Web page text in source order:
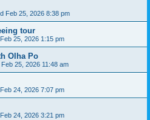
Feb 25, 2026 8:38 pm
tour
25, 2026 1:15 pm
Olha Po
Feb 25, 2026 11:48 am
24, 2026 7:07 pm
24, 2026 3:21 pm